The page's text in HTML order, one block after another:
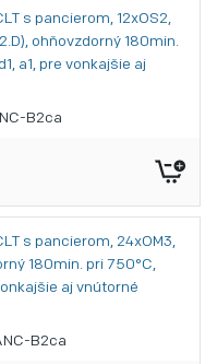
s pancierom, 12xOS2,
ohňovzdorný 180min.
a1, pre vonkajšie aj
B2ca
s pancierom, 24xOM3,
180min. pri 750°C,
aj vnútorné
B2ca